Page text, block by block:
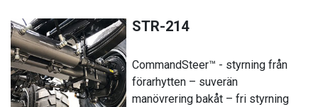
STR-214
CommandSteer™ - styrning från
förarhytten – suverän
manövrering bakåt – fri styrning